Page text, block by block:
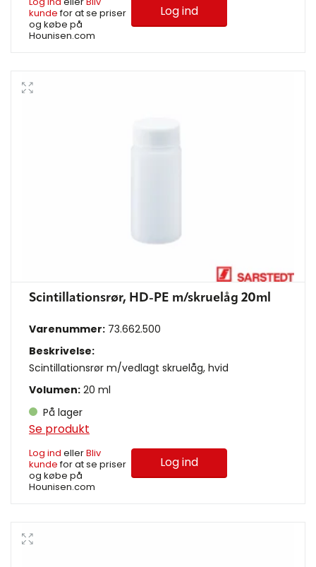
kundefor at se priser
og købe på
Hounisen.com
Log ind
Scintillationsrør, HD-PE m/skruelåg 20ml
Varenummer: 73.662.500
Beskrivelse:
Scintillationsrør m/vedlagt skruelåg, hvid
Volumen: 20 ml
På lager
Se produkt
Log ind ellerBliv
kundefor at se priser
og købe på
Hounisen.com
Log ind